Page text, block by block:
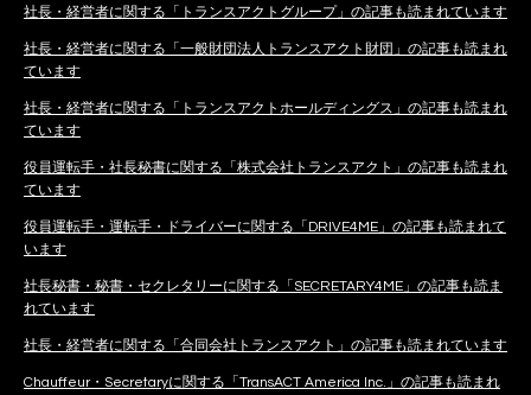
社長・経営者に関する「トランスアクトグループ」の記事も読まれています
社長・経営者に関する「一般財団法人トランスアクト財団」の記事も読まれ
ています
社長・経営者に関する「トランスアクトホールディングス」の記事も読まれ
ています
役員運転手・社長秘書に関する「株式会社トランスアクト」の記事も読まれ
ています
役員運転手・運転手・ドライバーに関する「DRIVE4ME」の記事も読まれて
います
社長秘書・秘書・セクレタリーに関する「SECRETARY4ME」の記事も読ま
れています
社長・経営者に関する「合同会社トランスアクト」の記事も読まれています
Chauffeur・Secretaryに関する「TransACT America Inc.」の記事も読まれ